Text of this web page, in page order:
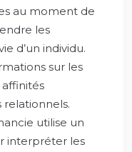
au moment de
les
d’un individu.
sur les
relationnels.
utilise un
interpréter les